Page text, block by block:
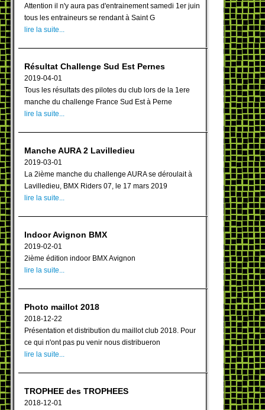
Attention il n'y aura pas d'entrainement samedi 1er juin
tous les entraineurs se rendant à Saint G
lire la suite...
Résultat Challenge Sud Est Pernes
2019-04-01
Tous les résultats des pilotes du club lors de la 1ere
manche du challenge France Sud Est à Perne
lire la suite...
Manche AURA 2 Lavilledieu
2019-03-01
La 2ième manche du challenge AURA se déroulait à
Lavilledieu, BMX Riders 07, le 17 mars 2019
lire la suite...
Indoor Avignon BMX
2019-02-01
2ième édition indoor BMX Avignon
lire la suite...
Photo maillot 2018
2018-12-22
Présentation et distribution du maillot club 2018. Pour
ce qui n'ont pas pu venir nous distribueron
lire la suite...
TROPHEE des TROPHEES
2018-12-01